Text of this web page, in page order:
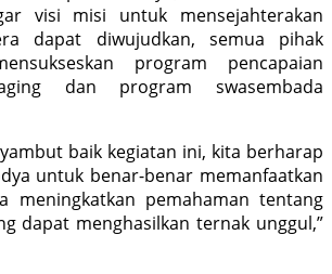
visi misi untuk mensejahterakan
dapat diwujudkan, semua pihak
program pencapaian
dan program swasembada
baik kegiatan ini, kita berharap
untuk benar-benar memanfaatkan
meningkatkan pemahaman tentang
dapat menghasilkan ternak unggul,”